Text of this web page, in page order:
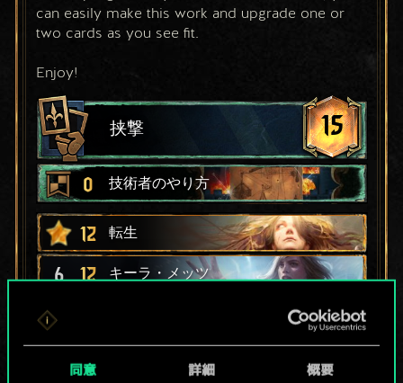
同意 詳細 概要
挟撃 15
0 技術者のやり方
12 転生
6 12 キーラ・メッツ
7
can easily make this work and upgrade one or
two cards as you see fit.
Enjoy!